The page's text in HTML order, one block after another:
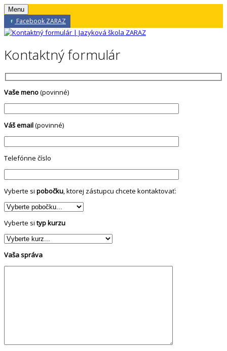
Menu
Facebook ZARAZ
Kontaktný formulár
Vaše meno(povinné)
Váš email(povinné)
Telefónne číslo
Vyberte si pobočku, ktorej zástupcu chcete kontaktovať:
Vyberte sityp kurzu
Vaša správa